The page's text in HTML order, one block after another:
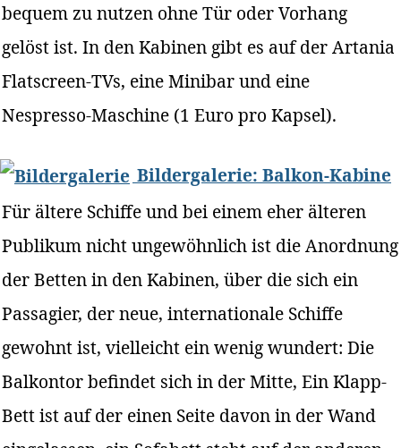
bequem zu nutzen ohne Tür oder Vorhang
gelöst ist. In den Kabinen gibt es auf der Artania
Flatscreen-TVs, eine Minibar und eine
Nespresso-Maschine (1 Euro pro Kapsel).
Bildergalerie: Balkon-Kabine
Für ältere Schiffe und bei einem eher älteren
Publikum nicht ungewöhnlich ist die Anordnung
der Betten in den Kabinen, über die sich ein
Passagier, der neue, internationale Schiffe
gewohnt ist, vielleicht ein wenig wundert: Die
Balkontor befindet sich in der Mitte, Ein Klapp-
Bett ist auf der einen Seite davon in der Wand